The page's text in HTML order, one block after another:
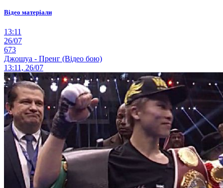
Відео матеріали
13:11
26/07
673
Джошуа - Пренг (Відео бою)
13:11, 26/07